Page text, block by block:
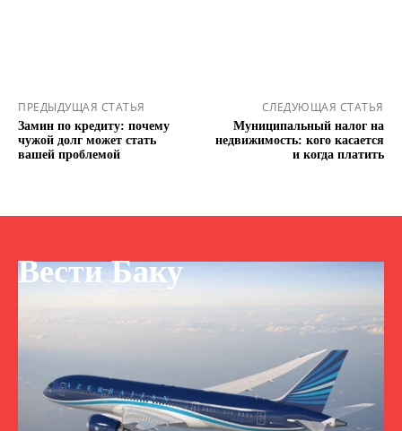
ПРЕДЫДУЩАЯ СТАТЬЯ
Замин по кредиту: почему
чужой долг может стать
вашей проблемой
СЛЕДУЮЩАЯ СТАТЬЯ
Муниципальный налог на
недвижимость: кого касается
и когда платить
Вести Баку